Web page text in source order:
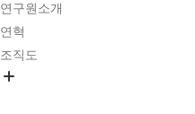
연구원소개
연혁
조직도